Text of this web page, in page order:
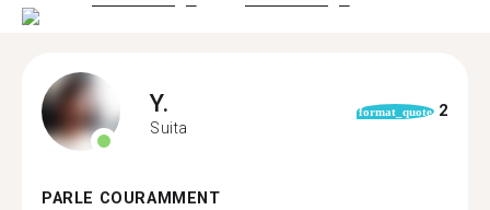
Y.
Suita
format_quote 2
PARLE COURAMMENT